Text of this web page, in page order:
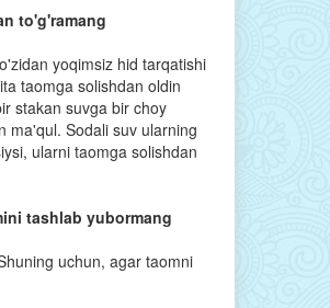
to'g'ramang
yoqimsiz hid tarqatishi
taomga solishdan oldin
stakan suvga bir choy
ma'qul. Sodali suv ularning
ularni taomga solishdan
tashlab yubormang
uchun, agar taomni